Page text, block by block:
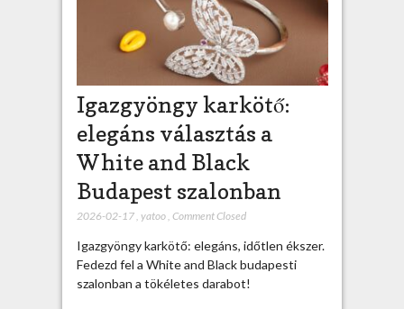
Igazgyöngy karkötő:
elegáns választás a
White and Black
Budapest szalonban
2026-02-17, yatoo, Comment Closed
Igazgyöngy karkötő: elegáns, időtlen ékszer.
Fedezd fel a White and Black budapesti
szalonban a tökéletes darabot!